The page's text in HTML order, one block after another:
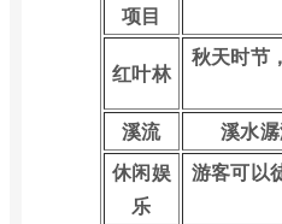
项目
红叶林
秋天时节
溪流
溪水
休闲娱
乐
游客可以